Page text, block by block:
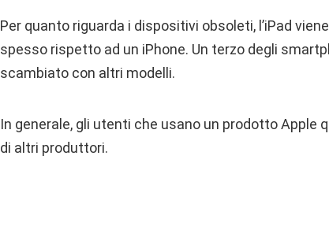
Per quanto riguarda i dispositivi obsoleti, l’iPad
spesso rispetto ad un iPhone. Un terzo degli
scambiato con altri modelli.
In generale, gli utenti che usano un prodotto Apple
di altri produttori.